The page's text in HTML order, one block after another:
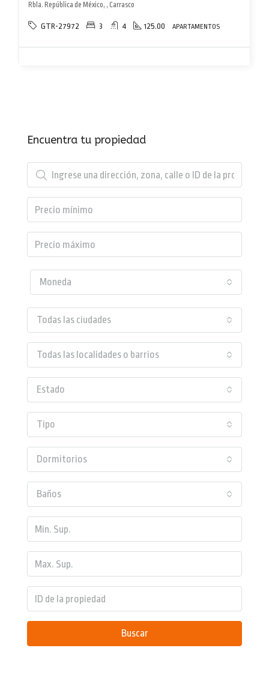
Rbla. República de México, , Carrasco
GTR-27972 3 4 125.00 APARTAMENTOS
Encuentra tu propiedad
Moneda
Todas las ciudades
Todas las localidades o barrios
Estado
Tipo
Dormitorios
Baños
Buscar